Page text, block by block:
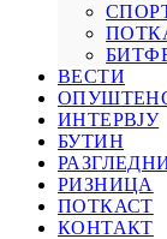
ВЕСТИ
ИНТЕРВЈУ
БУТИН
РИЗНИЦА
ПОТКАСТ
КОНТАКТ